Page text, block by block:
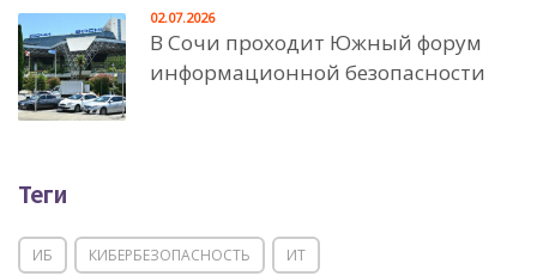
В Сочи проходит Южный форум
информационной безопасности
02.07.2026
Теги
ИБ КИБЕРБЕЗОПАСНОСТЬ ИТ